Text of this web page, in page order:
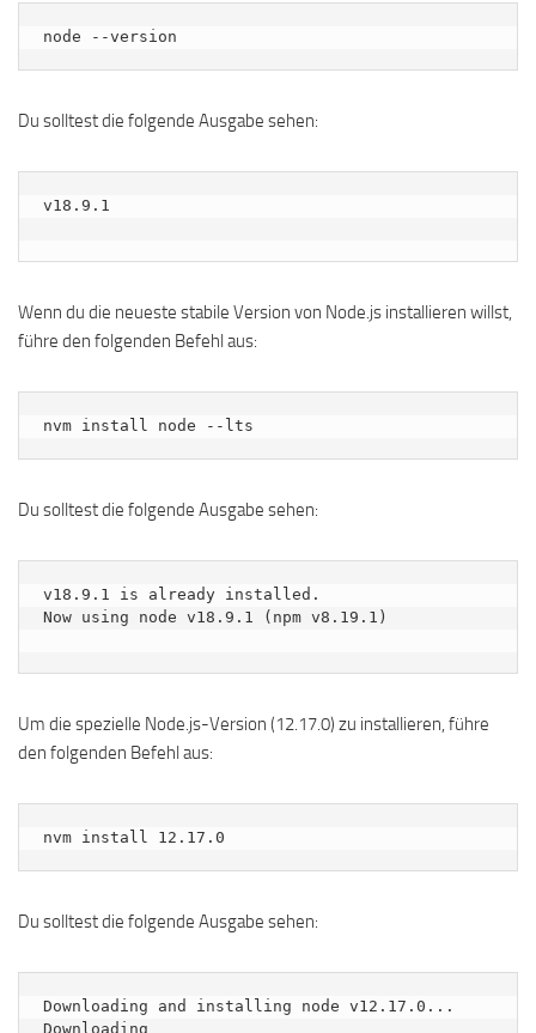
node --version
Du solltest die folgende Ausgabe sehen:
v18.9.1
Wenn du die neueste stabile Version von Node.js installieren willst,
führe den folgenden Befehl aus:
nvm install node --lts
Du solltest die folgende Ausgabe sehen:
v18.9.1 is already installed.
Now using node v18.9.1 (npm v8.19.1)
Um die spezielle Node.js-Version (12.17.0) zu installieren, führe
den folgenden Befehl aus:
nvm install 12.17.0
Du solltest die folgende Ausgabe sehen:
Downloading and installing node v12.17.0...
Downloading